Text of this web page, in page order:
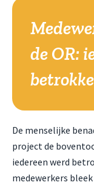
de OR:
De menselijke
project de
iedereen werd
medewerkers